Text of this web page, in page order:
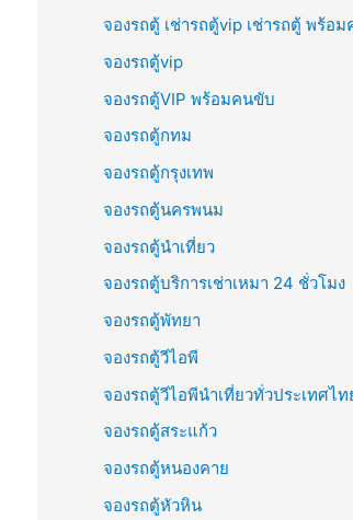
จองรถตู้ เช่ารถตู้vip เช่ารถตู้ พร้อ
จองรถตู้vip
จองรถตู้VIP พร้อมคนขับ
จองรถตู้กทม
จองรถตู้กรุงเทพ
จองรถตู้นครพนม
จองรถตู้นำเที่ยว
จองรถตู้บริการเช่าเหมา 24 ชั่วโมง
จองรถตู้พัทยา
จองรถตู้วีไอพี
จองรถตู้วีไอพีนำเที่ยวทั่วประเทศไท
จองรถตู้สระแก้ว
จองรถตู้หนองคาย
จองรถตู้หัวหิน